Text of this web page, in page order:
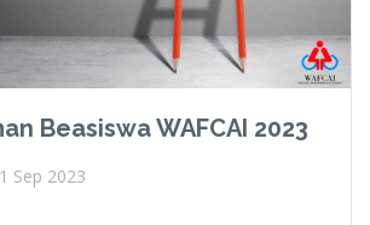
Beasiswa WAFCAI 2023
Sep 2023